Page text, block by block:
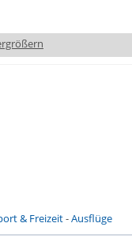
& Freizeit-Ausflüge